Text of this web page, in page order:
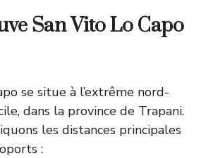
San Vito Lo Capo
se situe à l’extrême nord-
dans la province de Trapani.
les distances principales
: